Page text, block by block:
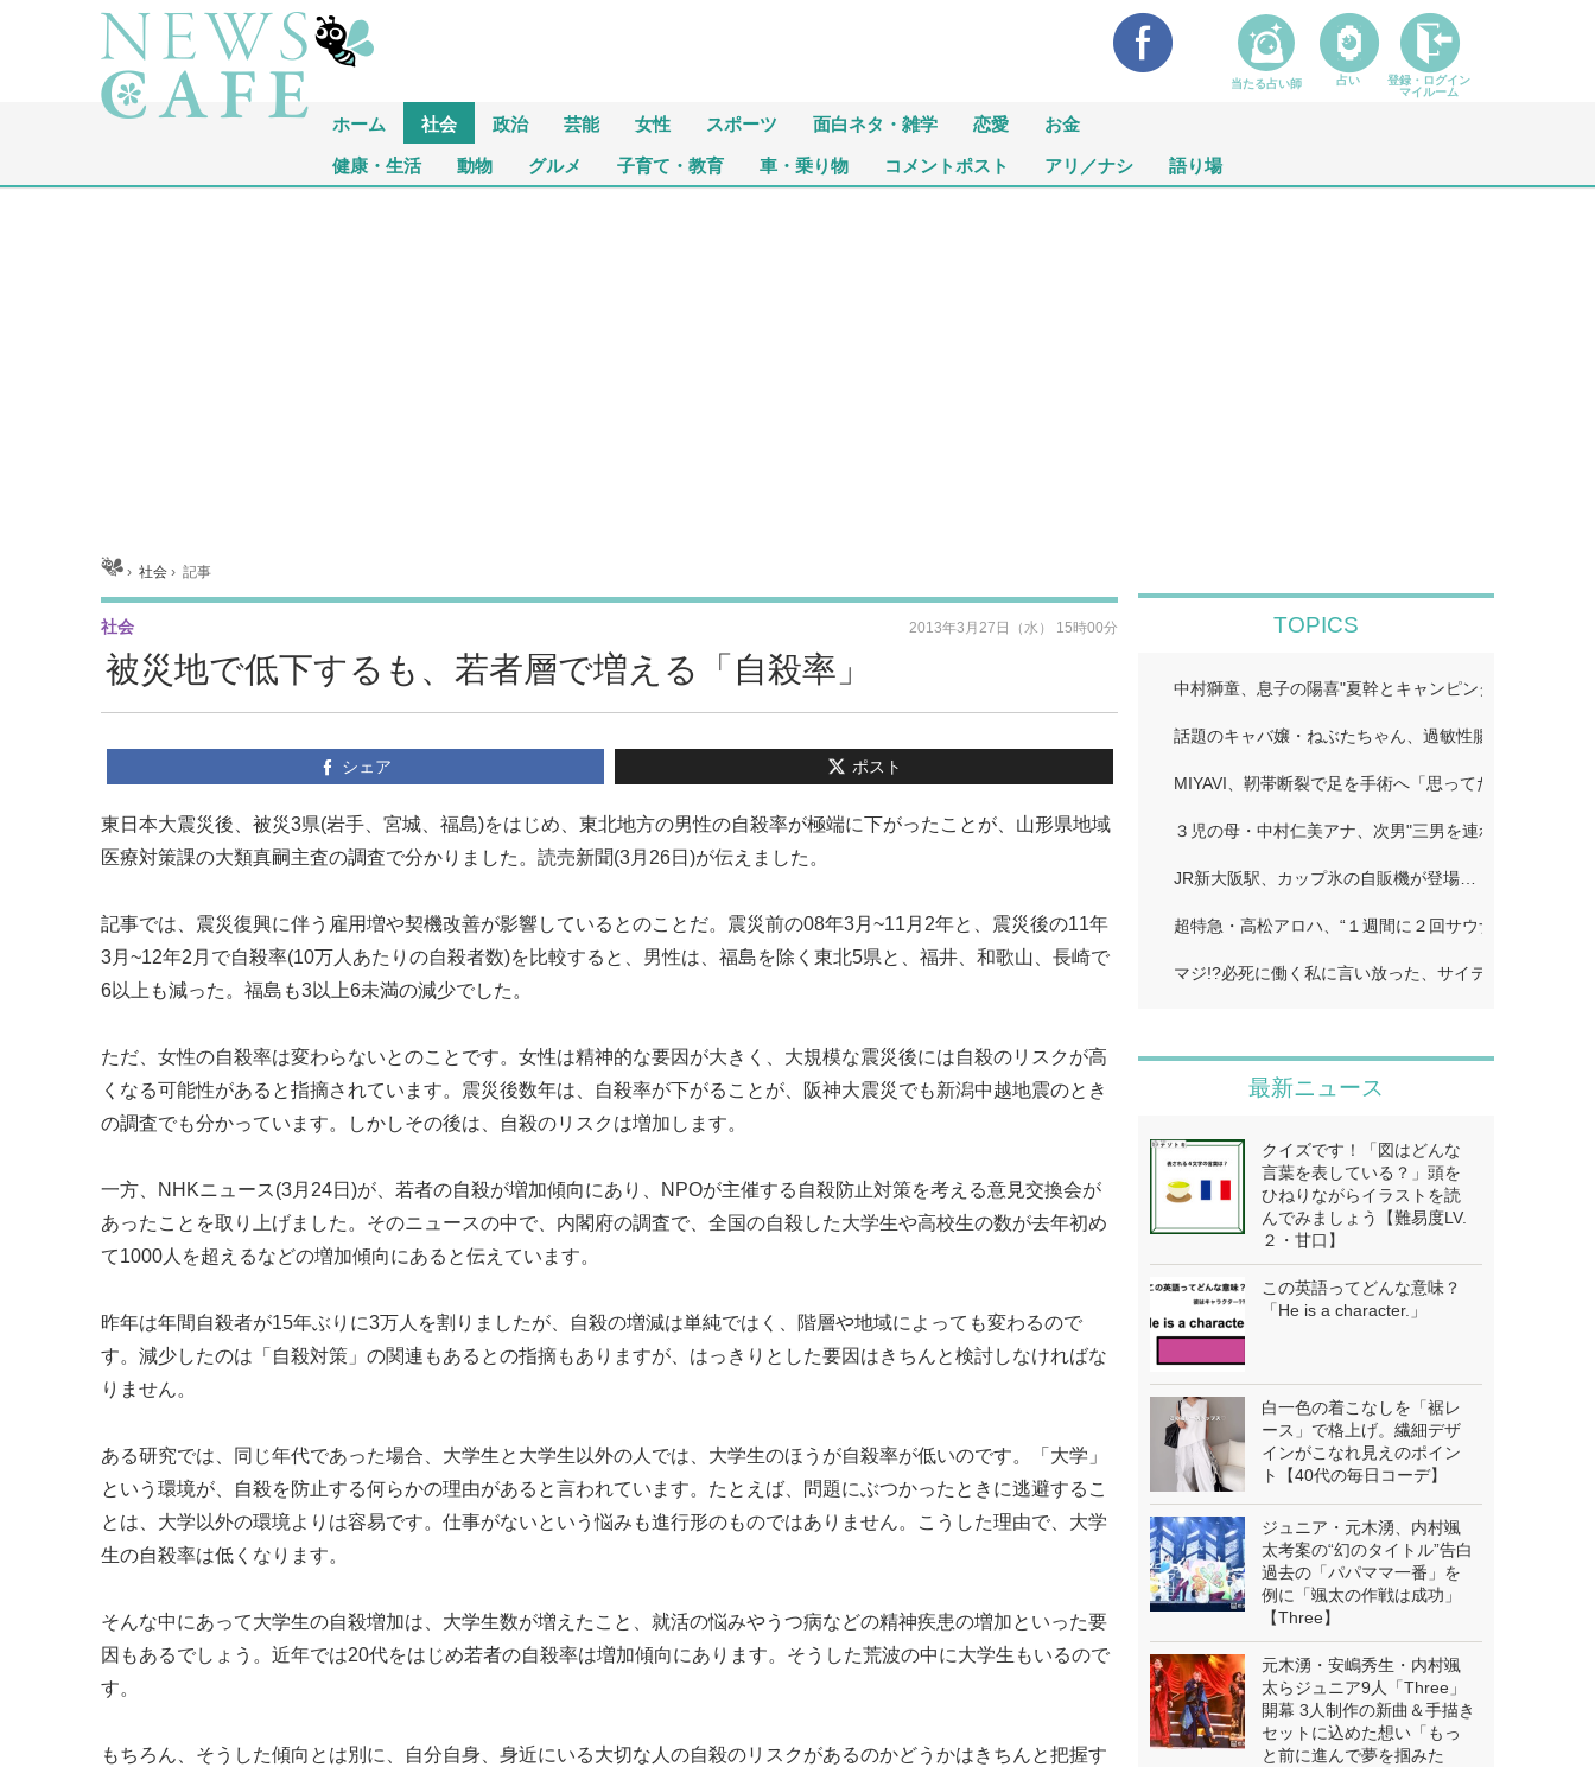
ホーム 社会 政治 芸能 女性 スポーツ 面白ネタ・雑学 恋愛 お金
健康・生活 動物 グルメ 子育て・教育 車・乗り物 コメントポスト アリ／ナシ 語り場
ホーム ›社会 ›記事
被災地で低下するも、若者層で増える「自殺率」
社会 2013年3月27日（水） 15時00分
シェア ポスト
東日本大震災後、被災3県(岩手、宮城、福島)をはじめ、東北地方の男性の自殺率が極端に下がったことが、山形県地域
医療対策課の大類真嗣主査の調査で分かりました。読売新聞(3月26日)が伝えました。
記事では、震災復興に伴う雇用増や契機改善が影響しているとのことだ。震災前の08年3月~11月2年と、震災後の11年
3月~12年2月で自殺率(10万人あたりの自殺者数)を比較すると、男性は、福島を除く東北5県と、福井、和歌山、長崎で
6以上も減った。福島も3以上6未満の減少でした。
ただ、女性の自殺率は変わらないとのことです。女性は精神的な要因が大きく、大規模な震災後には自殺のリスクが高
くなる可能性があると指摘されています。震災後数年は、自殺率が下がることが、阪神大震災でも新潟中越地震のとき
の調査でも分かっています。しかしその後は、自殺のリスクは増加します。
一方、NHKニュース(3月24日)が、若者の自殺が増加傾向にあり、NPOが主催する自殺防止対策を考える意見交換会が
あったことを取り上げました。そのニュースの中で、内閣府の調査で、全国の自殺した大学生や高校生の数が去年初め
て1000人を超えるなどの増加傾向にあると伝えています。
昨年は年間自殺者が15年ぶりに3万人を割りましたが、自殺の増減は単純ではく、階層や地域によっても変わるので
す。減少したのは「自殺対策」の関連もあるとの指摘もありますが、はっきりとした要因はきちんと検討しなければな
りません。
ある研究では、同じ年代であった場合、大学生と大学生以外の人では、大学生のほうが自殺率が低いのです。「大学」
という環境が、自殺を防止する何らかの理由があると言われています。たとえば、問題にぶつかったときに逃避するこ
とは、大学以外の環境よりは容易です。仕事がないという悩みも進行形のものではありません。こうした理由で、大学
生の自殺率は低くなります。
そんな中にあって大学生の自殺増加は、大学生数が増えたこと、就活の悩みやうつ病などの精神疾患の増加といった要
因もあるでしょう。近年では20代をはじめ若者の自殺率は増加傾向にあります。そうした荒波の中に大学生もいるので
す。
もちろん、そうした傾向とは別に、自分自身、身近にいる大切な人の自殺のリスクがあるのかどうかはきちんと把握す
TOPICS
中村獅童、息子の陽喜"夏幹とキャンピングカー旅へ「
話題のキャバ嬢・ねぶたちゃん、過敏性腸症候群に苦
MIYAVI、靭帯断裂で足を手術へ「思ってたより深刻」…
３児の母・中村仁美アナ、次男"三男を連れて「ひるお
JR新大阪駅、カップ氷の自販機が登場…
超特急・高松アロハ、“１週間に２回サウナで偶然遭遇
マジ!?必死に働く私に言い放った、サイテーすぎる夫
最新ニュース
クイズです！「図はどんな
言葉を表している？」頭を
ひねりながらイラストを読
んでみましょう【難易度LV.
２・甘口】
この英語ってどんな意味？
「He is a character.」
白一色の着こなしを「裾レ
ース」で格上げ。繊細デザ
インがこなれ見えのポイン
ト【40代の毎日コーデ】
ジュニア・元木湧、内村颯
太考案の“幻のタイトル”告白
過去の「パパママ一番」を
例に「颯太の作戦は成功」
【Three】
元木湧・安嶋秀生・内村颯
太らジュニア9人「Three」
開幕 3人制作の新曲＆手描き
セットに込めた想い「もっ
と前に進んで夢を掴みた
当たる占い師 占い
登録・ログイン
マイルーム